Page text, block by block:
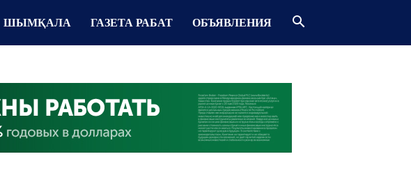
ШЫМҚАЛА ГАЗЕТА РАБАТ ОБЪЯВЛЕНИЯ